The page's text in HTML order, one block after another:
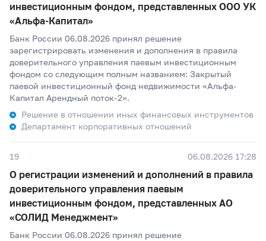
инвестиционным фондом, представленных ООО УК
«Альфа-Капитал»
Банк России 06.08.2026 принял решение
зарегистрировать изменения и дополнения в правила
доверительного управления паевым инвестиционным
фондом со следующим полным названием: Закрытый
паевой инвестиционный фонд недвижимости «Альфа-
Капитал Арендный поток-2».
Решение в отношении иных финансовых инструментов
Департамент корпоративных отношений
19 06.08.2026 17:28
О регистрации изменений и дополнений в правила
доверительного управления паевым
инвестиционным фондом, представленных АО
«СОЛИД Менеджмент»
Банк России 06.08.2026 принял решение